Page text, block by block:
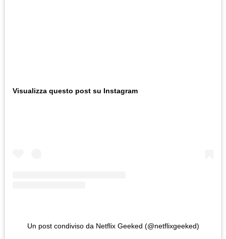
Visualizza questo post su Instagram
Un post condiviso da Netflix Geeked (@netflixgeeked)